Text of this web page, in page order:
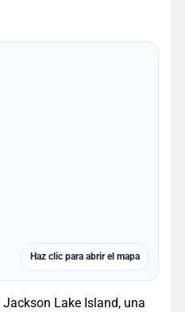
Haz clic para abrir el mapa
Jackson Lake Island, una